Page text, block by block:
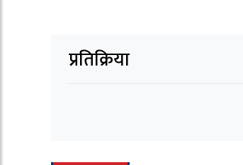
प्रतिक्रिया